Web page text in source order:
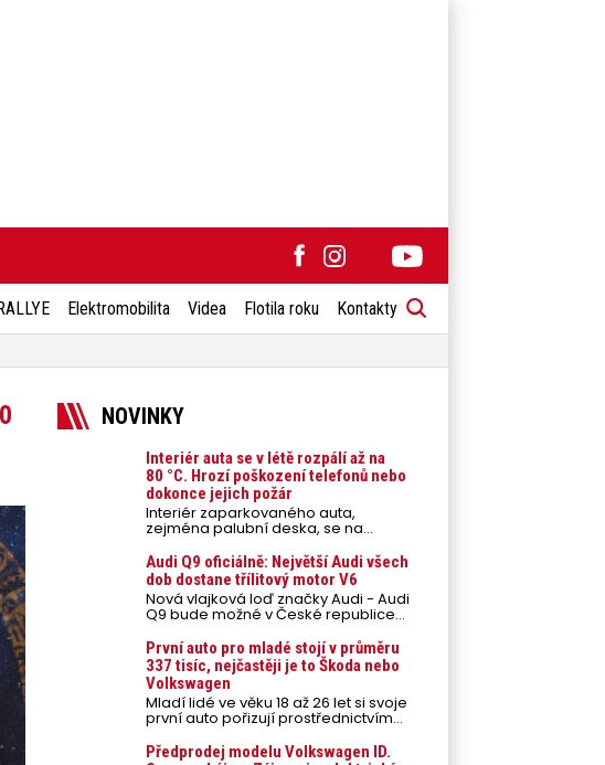
Elektromobilita Videa Flotila roku Kontakty
NOVINKY
Interiér auta se v létě rozpálí až na
80 °C. Hrozí poškození telefonů nebo
dokonce jejich požár
Interiér zaparkovaného auta,
zejména palubní deska, se na
přímém slunci může během letních
veder rozpálit až na 80 °C. Takové
teploty představují nebezpečí pro
odložené mobilní telefony,
powerbanky nebo notebooky. Můžou
urychlit stárnutí baterií, poškodit
případech i zvýšit riziko požáru.
Audi Q9 oficiálně: Největší Audi všech
dob dostane třílitový motor V6
Nová vlajková loď značky Audi - Audi
Q9 bude možné v České republice
objednávat od prvního srpnového
týdne 2026, kde budou oznámeny
také české ceny.
První auto pro mladé stojí v průměru
337 tisíc, nejčastěji je to Škoda nebo
Volkswagen
Mladí lidé ve věku 18 až 26 let si svoje
první auto pořizují prostřednictvím
úvěrového financování jako ojeté. Je
to tak u 93,3 % lidí, jen 6,7 % si pořídí
Předprodej modelu Volkswagen ID.